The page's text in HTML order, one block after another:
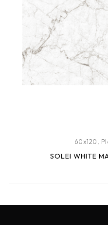
60x120,
SOLEI WHITE